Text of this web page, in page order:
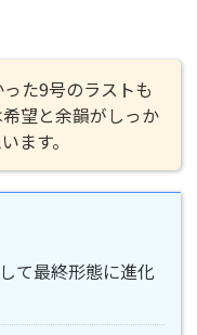
た9号のラストも
望と余韻がしっか
ます。
て最終形態に進化